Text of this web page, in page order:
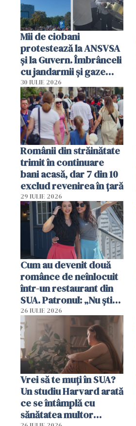
Mii de ciobani
protestează la ANSVSA
și la Guvern. Îmbrânceli
cu jandarmii și gaze
lacrimogene
30 IULIE 2026
Românii din străinătate
trimit în continuare
bani acasă, dar 7 din 10
exclud revenirea în țară
29 IULIE 2026
Cum au devenit două
românce de neînlocuit
într-un restaurant din
SUA. Patronul: „Nu știu
ce o să mă fac fără voi”
26 IULIE 2026
Vrei să te muți în SUA?
Un studiu Harvard arată
ce se întâmplă cu
sănătatea multor